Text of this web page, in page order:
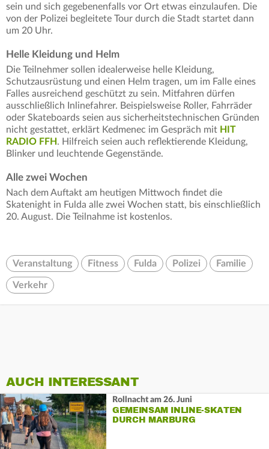
sein und sich gegebenenfalls vor Ort etwas einzulaufen. Die
von der Polizei begleitete Tour durch die Stadt startet dann
um 20 Uhr.
Helle Kleidung und Helm
Die Teilnehmer sollen idealerweise helle Kleidung,
Schutzausrüstung und einen Helm tragen, um im Falle eines
Falles ausreichend geschützt zu sein. Mitfahren dürfen
ausschließlich Inlinefahrer. Beispielsweise Roller, Fahrräder
oder Skateboards seien aus sicherheitstechnischen Gründen
nicht gestattet, erklärt Kedmenec im Gespräch mit HIT
RADIO FFH. Hilfreich seien auch reflektierende Kleidung,
Blinker und leuchtende Gegenstände.
Alle zwei Wochen
Nach dem Auftakt am heutigen Mittwoch findet die
Skatenight in Fulda alle zwei Wochen statt, bis einschließlich
20. August. Die Teilnahme ist kostenlos.
Veranstaltung Fitness Fulda Polizei Familie
Verkehr
AUCH INTERESSANT
Rollnacht am 26. Juni
GEMEINSAM INLINE-SKATEN
DURCH MARBURG